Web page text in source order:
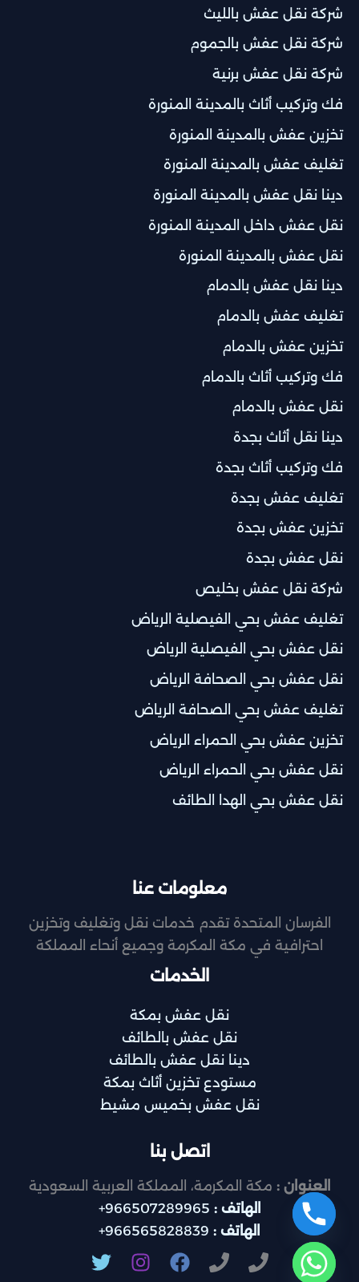
شركة نقل عفش بالليث
شركة نقل عفش بالجموم
شركة نقل عفش برنية
فك وتركيب أثاث بالمدينة المنورة
تخزين عفش بالمدينة المنورة
تغليف عفش بالمدينة المنورة
دينا نقل عفش بالمدينة المنورة
نقل عفش داخل المدينة المنورة
نقل عفش بالمدينة المنورة
دينا نقل عفش بالدمام
تغليف عفش بالدمام
تخزين عفش بالدمام
فك وتركيب أثاث بالدمام
نقل عفش بالدمام
دينا نقل أثاث بجدة
فك وتركيب أثاث بجدة
تغليف عفش بجدة
تخزين عفش بجدة
نقل عفش بجدة
شركة نقل عفش بخليص
تغليف عفش بحي الفيصلية الرياض
نقل عفش بحي الفيصلية الرياض
نقل عفش بحي الصحافة الرياض
تغليف عفش بحي الصحافة الرياض
تخزين عفش بحي الحمراء الرياض
نقل عفش بحي الحمراء الرياض
نقل عفش بحي الهدا الطائف
معلومات عنا
الفرسان المتحدة تقدم خدمات نقل وتغليف وتخزين
احترافية في مكة المكرمة وجميع أنحاء المملكة
الخدمات
نقل عفش بمكة
نقل عفش بالطائف
دينا نقل عفش بالطائف
مستودع تخزين أثاث بمكة
نقل عفش بخميس مشيط
اتصل بنا
العنوان : مكة المكرمة، المملكة العربية السعودية
الهاتف :
الهاتف :